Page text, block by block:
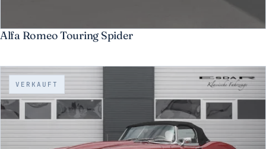
Alfa Romeo Touring Spider
VERKAUFT